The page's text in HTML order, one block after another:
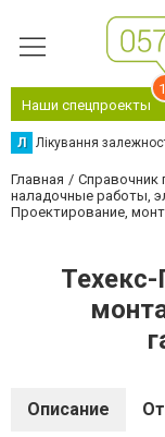
Наши спецпроекты
Л Лікування
Главная Справочник
наладочные работы,
Проектирование,
Техекс-
Описание